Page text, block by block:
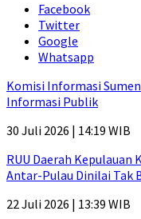
Facebook
Twitter
Google
Whatsapp
Komisi Informasi
Informasi Publik
30 Juli 2026 | 14:19 WIB
RUU Daerah
Antar-Pulau Dinilai Tak
22 Juli 2026 | 13:39 WIB